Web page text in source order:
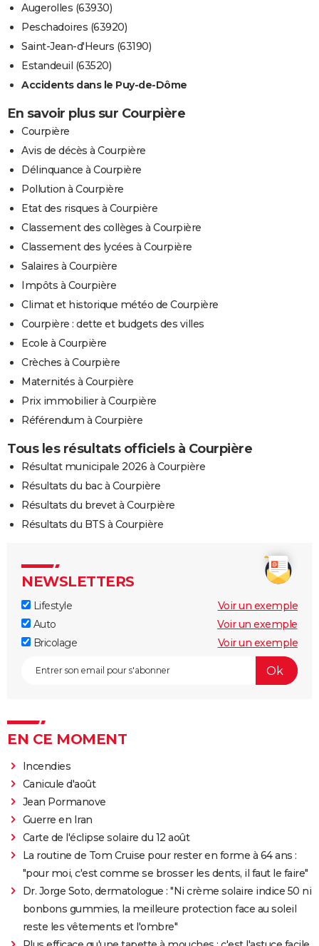
Augerolles (63930)
Peschadoires (63920)
Saint-Jean-d'Heurs (63190)
Estandeuil (63520)
Accidents dans le Puy-de-Dôme
En savoir plus sur Courpière
Courpière
Avis de décès à Courpière
Délinquance à Courpière
Pollution à Courpière
Etat des risques à Courpière
Classement des collèges à Courpière
Classement des lycées à Courpière
Salaires à Courpière
Impôts à Courpière
Climat et historique météo de Courpière
Courpière : dette et budgets des villes
Ecole à Courpière
Crèches à Courpière
Maternités à Courpière
Prix immobilier à Courpière
Référendum à Courpière
Tous les résultats officiels à Courpière
Résultat municipale 2026 à Courpière
Résultats du bac à Courpière
Résultats du brevet à Courpière
Résultats du BTS à Courpière
NEWSLETTERS
Lifestyle
Voir un exemple
Auto
Voir un exemple
Bricolage
Voir un exemple
EN CE MOMENT
Incendies
Canicule d'août
Jean Pormanove
Guerre en Iran
Carte de l'éclipse solaire du 12 août
La routine de Tom Cruise pour rester en forme à 64 ans :
"pour moi, c'est comme se brosser les dents, il faut le faire"
Dr. Jorge Soto, dermatologue : "Ni crème solaire indice 50 ni
bonbons gummies, la meilleure protection face au soleil
reste les vêtements et l'ombre"